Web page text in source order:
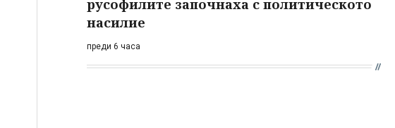
русофилите започнаха с политическото
насилие
преди 6 часа